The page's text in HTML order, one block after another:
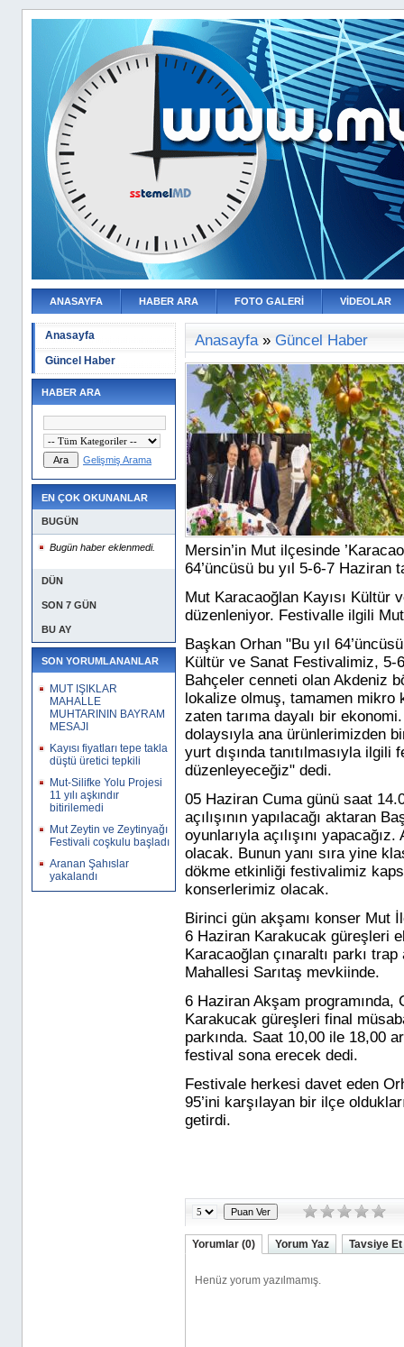
ANASAYFA HABER ARA FOTO GALERİ VİDEOLAR
Anasayfa
Güncel Haber
HABER ARA
Gelişmiş Arama
EN ÇOK OKUNANLAR
BUGÜN
Bugün haber eklenmedi.
DÜN
SON 7 GÜN
BU AY
SON YORUMLANANLAR
MUT IŞIKLAR
MAHALLE
MUHTARININ BAYRAM
MESAJI
Kayısı fiyatları tepe takla
düştü üretici tepkili
Mut-Silifke Yolu Projesi
11 yılı aşkındır
bitirilemedi
Mut Zeytin ve Zeytinyağı
Festivali coşkulu başladı
Aranan Şahıslar
yakalandı
Anasayfa» Güncel Haber
Mersin’in Mut ilçesinde
64’üncüsü bu yıl 5-6-7 Haziran
Mut Karacaoğlan Kayısı Kültür
düzenleniyor. Festivalle ilgili
Başkan Orhan "Bu yıl
Kültür ve Sanat Festivalimiz,
Bahçeler cenneti olan Akdeniz
lokalize olmuş, tamamen mikro
zaten tarıma dayalı bir
dolaysıyla ana ürünlerimizden
yurt dışında tanıtılmasıyla
düzenleyeceğiz" dedi.
05 Haziran Cuma günü saat
açılışının yapılacağı aktaran
oyunlarıyla açılışını
olacak. Bunun yanı sıra yine
dökme etkinliği festivalimiz
konserlerimiz olacak.
Birinci gün akşamı konser Mut
6 Haziran Karakucak güreşleri
Karacaoğlan çınaraltı parkı
Mahallesi Sarıtaş mevkiinde.
6 Haziran Akşam programında,
Karakucak güreşleri final
parkında. Saat 10,00 ile 18,00
festival sona erecek dedi.
Festivale herkesi davet eden
95’ini karşılayan bir ilçe
getirdi.
Yorumlar (0) Yorum Yaz Tavsiye Et